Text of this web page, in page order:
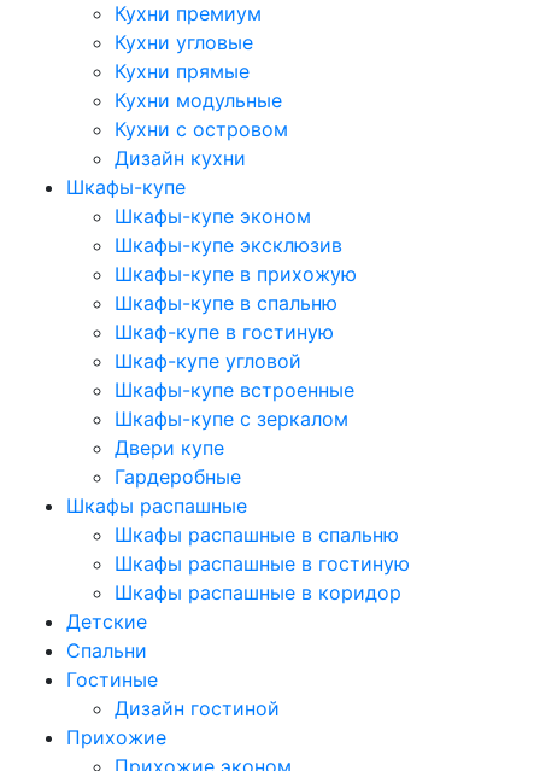
Кухни премиум
Кухни угловые
Кухни прямые
Кухни модульные
Кухни с островом
Дизайн кухни
Шкафы-купе
Шкафы-купе эконом
Шкафы-купе эксклюзив
Шкафы-купе в прихожую
Шкафы-купе в спальню
Шкаф-купе в гостиную
Шкаф-купе угловой
Шкафы-купе встроенные
Шкафы-купе с зеркалом
Двери купе
Гардеробные
Шкафы распашные
Шкафы распашные в спальню
Шкафы распашные в гостиную
Шкафы распашные в коридор
Детские
Спальни
Гостиные
Дизайн гостиной
Прихожие
Прихожие эконом